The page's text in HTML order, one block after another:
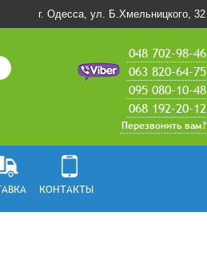
г. Одесса, ул. Б.Хмельницкого, 32
048 702-98-46
063 820-64-75
095 080-10-48
068 192-20-12
Перезвонить вам?
КОНТАКТЫ